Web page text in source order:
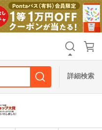
詳細検索